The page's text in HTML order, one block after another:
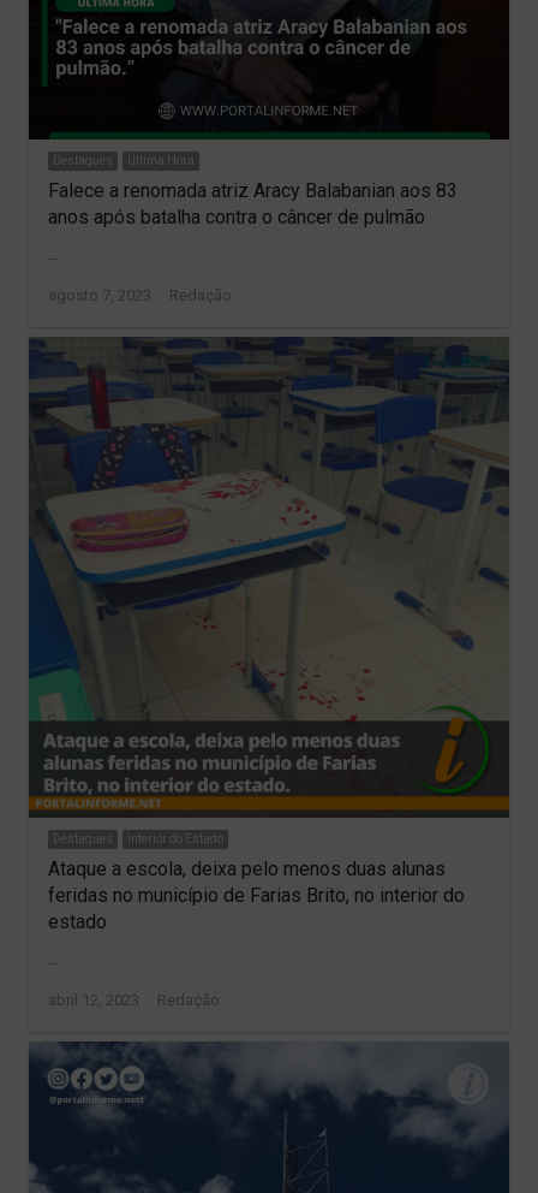
Destaques Última Hora
Falece a renomada atriz Aracy Balabanian aos 83
anos após batalha contra o câncer de pulmão
…
agosto 7, 2023 Author
Redação
Destaques Interior do Estado
Ataque a escola, deixa pelo menos duas alunas
feridas no município de Farias Brito, no interior do
estado
…
abril 12, 2023 Author
Redação